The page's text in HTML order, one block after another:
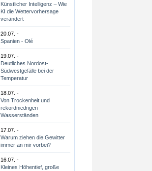
Künstlicher Intelligenz – Wie
KI die Wettervorhersage
verändert
20.07. -
Spanien - Olé
19.07. -
Deutliches Nordost-
Südwestgefälle bei der
Temperatur
18.07. -
Von Trockenheit und
rekordniedrigen
Wasserständen
17.07. -
Warum ziehen die Gewitter
immer an mir vorbei?
16.07. -
Kleines Höhentief, große